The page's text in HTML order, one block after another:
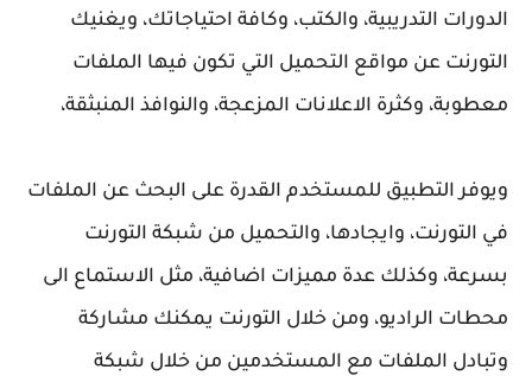
الدورات التدريبية، والكتب، وكافة احتياجاتك، ويغنيك
التورنت عن مواقع التحميل التي تكون فيها الملفات
معطوبة، وكثرة الاعلانات المزعجة، والنوافذ المنبثقة،
ويوفر التطبيق للمستخدم القدرة على البحث عن الملفات
في التورنت، وايجادها، والتحميل من شبكة التورنت
بسرعة، وكذلك عدة مميزات اضافية، مثل الاستماع الى
محطات الراديو، ومن خلال التورنت يمكنك مشاركة
وتبادل الملفات مع المستخدمين من خلال شبكة